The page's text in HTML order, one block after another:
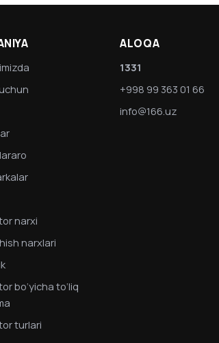
narxi
narxlari
bo‘yicha to‘liq
turlari
ALOQA
1331
+998 99 363 01 66
info@166.uz